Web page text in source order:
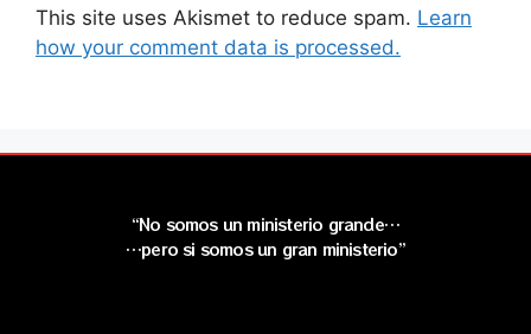
This site uses Akismet to reduce spam. Learn
how your comment data is processed.
“No somos un ministerio grande…
…pero si somos un gran ministerio”